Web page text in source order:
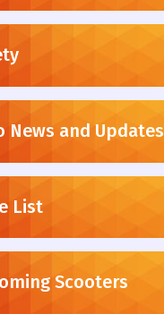
News and Updates
List
Scooters